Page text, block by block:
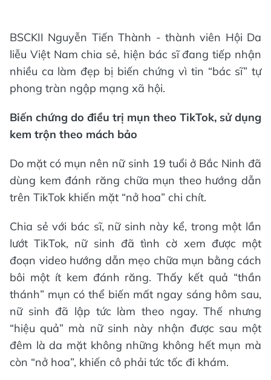
BSCKII Nguyễn Tiến Thành - thành viên Hội Da
liễu Việt Nam chia sẻ, hiện bác sĩ đang tiếp nhận
nhiều ca làm đẹp bị biến chứng vì tin “bác sĩ” tự
phong tràn ngập mạng xã hội.
Biến chứng do điều trị mụn theo TikTok, sử dụng
kem trộn theo mách bảo
Do mặt có mụn nên nữ sinh 19 tuổi ở Bắc Ninh đã
dùng kem đánh răng chữa mụn theo hướng dẫn
trên TikTok khiến mặt “nở hoa” chi chít.
Chia sẻ với bác sĩ, nữ sinh này kể, trong một lần
lướt TikTok, nữ sinh đã tình cờ xem được một
đoạn video hướng dẫn mẹo chữa mụn bằng cách
bôi một ít kem đánh răng. Thấy kết quả “thần
thánh” mụn có thể biến mất ngay sáng hôm sau,
nữ sinh đã lập tức làm theo ngay. Thế nhưng
“hiệu quả” mà nữ sinh này nhận được sau một
đêm là da mặt không những không hết mụn mà
còn “nở hoa”, khiến cô phải tức tốc đi khám.